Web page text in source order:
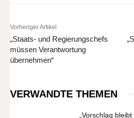
Vorheriger Artikel
„Staats- und Regierungschefs
müssen Verantwortung
übernehmen“
VERWANDTE THEMEN
„Vorschlag